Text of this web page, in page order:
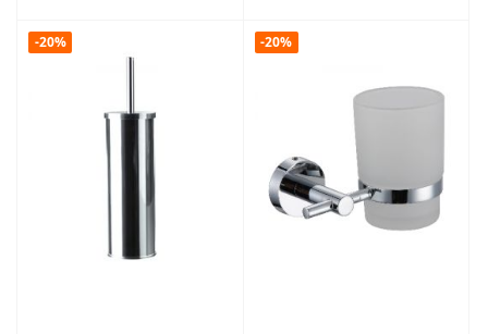
-20% -20%